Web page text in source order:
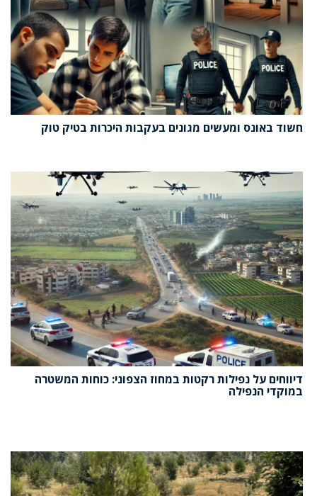
חשוד באונס ומעשים מגונים בעקבות היכרות בטיק טוק
דיווחים על נפילות רקטות במחוז הצפוני: כוחות המשטרה
במוקדי הנפילה